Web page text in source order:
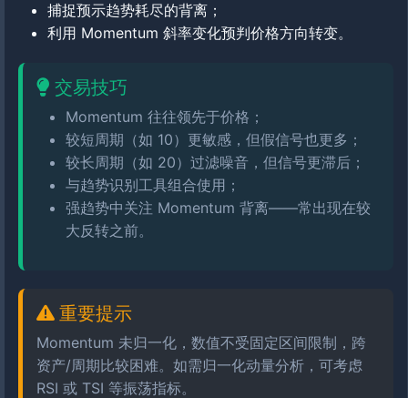
捕捉预示趋势耗尽的背离；
利用 Momentum 斜率变化预判价格方向转变。
交易技巧
Momentum 往往领先于价格；
较短周期（如 10）更敏感，但假信号也更多；
较长周期（如 20）过滤噪音，但信号更滞后；
与趋势识别工具组合使用；
强趋势中关注 Momentum 背离——常出现在较
大反转之前。
重要提示
Momentum 未归一化，数值不受固定区间限制，跨
资产/周期比较困难。如需归一化动量分析，可考虑
RSI 或 TSI 等振荡指标。